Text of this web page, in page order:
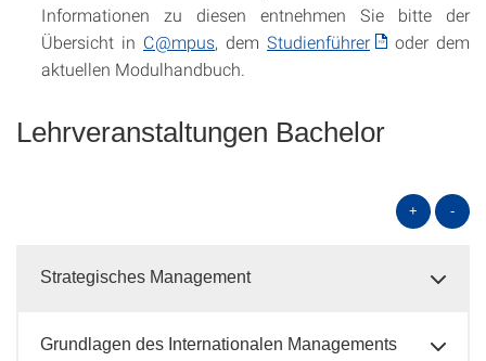
Informationen zu diesen entnehmen Sie bitte der
Übersicht in C@mpus, dem Studienführer
oder dem
aktuellen Modulhandbuch.
Lehrveranstaltungen Bachelor
+ -
Strategisches Management
Grundlagen des Internationalen Managements